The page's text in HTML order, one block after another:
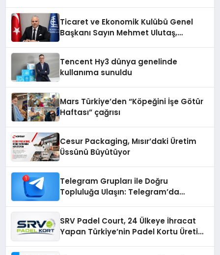
Ticaret ve Ekonomik Kulübü Genel
Başkanı Sayın Mehmet Ulutaş,
Tencent Hy3 dünya genelinde
kullanıma sunuldu
Mars Türkiye’den “Köpeğini İşe Götür
Haftası” çağrısı
Cesur Packaging, Mısır’daki Üretim
Üssünü Büyütüyor
Telegram Grupları ile Doğru
Topluluğa Ulaşın: Telegram’da
SRV Padel Court, 24 Ülkeye İhracat
Yapan Türkiye’nin Padel Kortu Üretim